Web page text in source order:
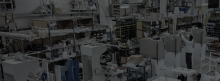
207.05-2024
ABERTURA COSTURAS COSTADOS Y CENTRO ESPALDAS PARA
CHAQUETAS Y ABRIGOS DE CABALLERO